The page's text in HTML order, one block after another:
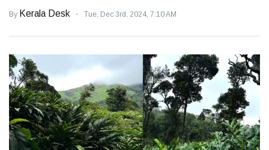
By Kerala Desk Tue, Dec 3rd, 2024, 7:10 AM